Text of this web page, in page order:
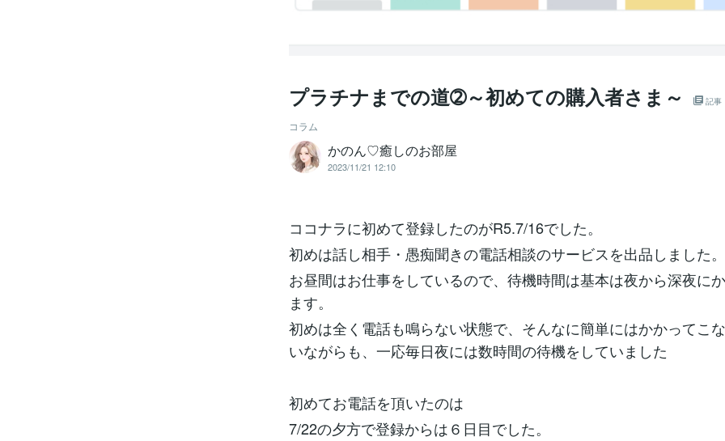
プラチナまでの道➁～初めての購入者さま～ 記事
コラム
かのん♡癒しのお部屋
2023/11/21 12:10
ココナラに初めて登録したのがR5.7/16でした。
初めは話し相手・愚痴聞きの電話相談のサービスを出品しました。
お昼間はお仕事をしているので、待機時間は基本は夜から深夜に
ます。
初めは全く電話も鳴らない状態で、そんなに簡単にはかかってこ
いながらも、一応毎日夜には数時間の待機をしていました
初めてお電話を頂いたのは
7/22の夕方で登録からは６日目でした。